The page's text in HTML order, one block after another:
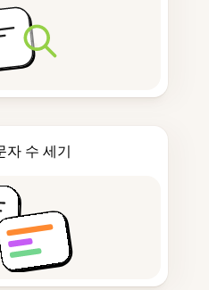
자 수 세기